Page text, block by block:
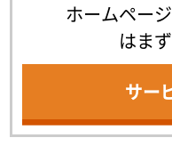
ホームペー
はま
サー